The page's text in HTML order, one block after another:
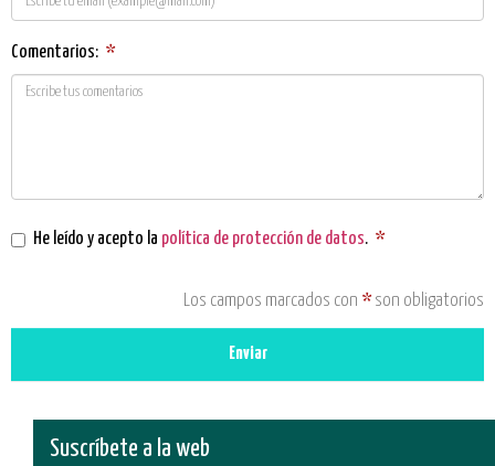
Comentarios: *
He leído y acepto la política de protección de datos. *
Los campos marcados con * son obligatorios
Enviar
Suscríbete a la web